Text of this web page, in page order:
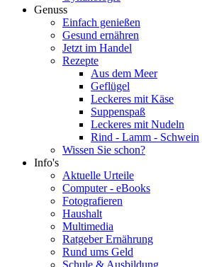
Genuss
Einfach genießen
Gesund ernähren
Jetzt im Handel
Rezepte
Aus dem Meer
Geflügel
Leckeres mit Käse
Suppenspaß
Leckeres mit Nudeln
Rind - Lamm - Schwein
Wissen Sie schon?
Info's
Aktuelle Urteile
Computer - eBooks
Fotografieren
Haushalt
Multimedia
Ratgeber Ernährung
Rund ums Geld
Schule & Ausbildung